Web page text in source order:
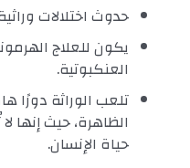
حدوث اختلالات
يكون للعلاج
العنكبوتية.
تلعب الوراثة دورًا
الظاهرة، حيث إنها
حياة الإنسان.